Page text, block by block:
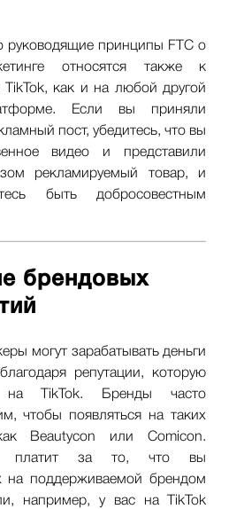
руководящие принципы FTC о
относятся также к
как и на любой другой
Если вы приняли
пост, убедитесь, что вы
видео и представили
рекламируемый товар, и
быть добросовестным
брендовых
могут зарабатывать деньги
репутации, которую
TikTok. Бренды часто
чтобы появляться на таких
Beautycon или Comicon.
платит за то, что вы
на поддерживаемой брендом
например, у вас на TikTok